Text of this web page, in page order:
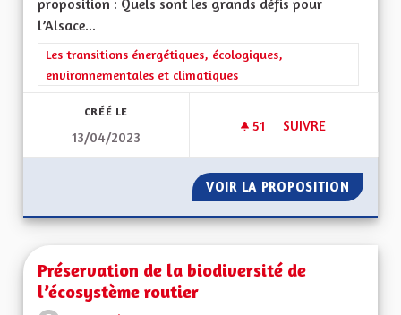
proposition : Quels sont les grands défis pour
l’Alsace...
Filtrer les résultats de la catégorie : Les transitions
Les transitions énergétiques, écologiques,
environnementales et climatiques
CRÉÉ LE
13/04/2023
51 51 ABONNÉS
SUIVRE
VOIR LA PROPOSITION MIEUX
Préservation de la biodiversité de
l’écosystème routier